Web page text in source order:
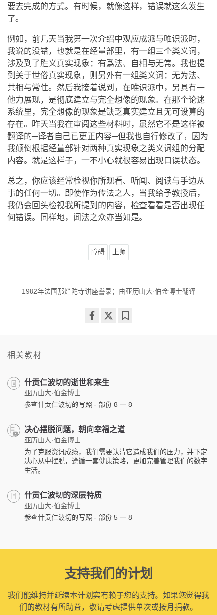
要去完成的方式。有时候，就像这样，错误就这么发生
了。
例如，前几天当我第一次介绍中观应成派与唯识派时，
我说的没错，也就是在经量部里，有一组三个类义词，
涉及到了胜义真实现象：有爲法、自相与无常。我也提
到关于世俗真实现象，则另外有一组类义词：无为法、
共相与常住。然后我接着说到，在唯识派中，另具有一
他力展现，是彻底建立与完全想像的现象。在那个论述
系统里，完全想像的现象是缺乏真实建立且无可设算的
存在。昨天当我在审阅这些材料时，虽然它不是这样被
翻译的─译者自己已更正内容─但我也自行修改了，因为
我颠倒根据经量部针对两种真实现象之类义词组的分配
内容。就是这样子，一不小心就很容易出现口误状态。
总之，你应该经常检视你所观看、听闻、阅读与手边从
事的任何一切。即使作为传法之人，当我给予教授后，
我仍会回头检视我所提到的内容，检查看看是否出现任
何错误。同样地，闻法之众亦当如是。
障碍 上师
1982年法国那烂陀寺讲座誊录；由亚历山大·伯金博士翻译
相关教材
什贡仁波切的逝世和来生
亚历山大·伯金博士
参查什贡仁波切的写照 - 部份 8 一 8
决心摆脱问题，朝向幸福之道
亚历山大·伯金博士
为了克服资讯成瘾，我们需要认清它造成我们的压力，并下定
决心从中摆脱，遵循一套健康策略，更加完善管理我们的数字
生活。
什贡仁波切的深层特质
亚历山大·伯金博士
参查什贡仁波切的写照 - 部份 5 一 8
支持我们的计划
我们能维持并延续本计划实有赖于您的支持。如果您觉得我
们的教材有所助益，敬请考虑提供单次或按月捐款。